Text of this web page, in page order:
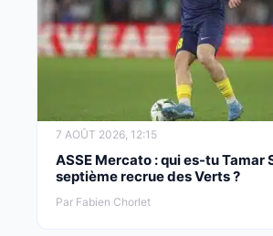
7 AOÛT 2026, 12:15
ASSE Mercato : qui es-tu Tamar
septième recrue des Verts ?
Par Fabien Chorlet